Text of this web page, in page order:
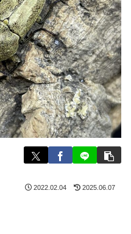
2022.02.04 2025.06.07